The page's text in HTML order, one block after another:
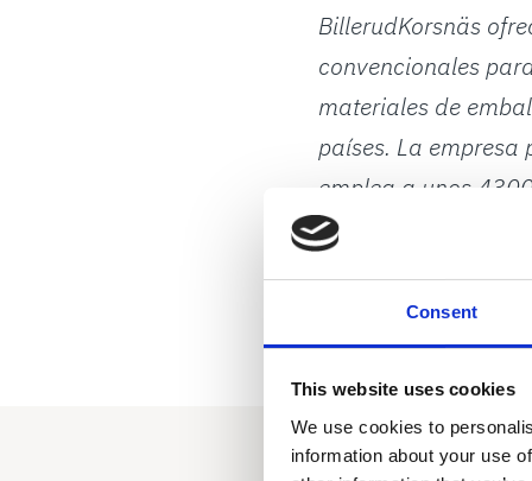
Consent
This website uses cookies
We use cookies to
information about your use
BillerudKorsnäs
convencionales
materiales de
países. La
emplea a unos
anualmente unos